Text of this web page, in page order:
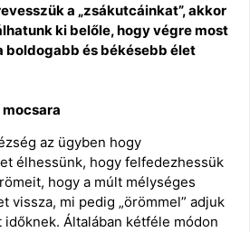
a „zsákutcáinkat”, akkor
ki belőle, hogy végre most
boldogabb és békésebb élet
az ügyben hogy
élhessünk, hogy felfedezhessük
hogy a múlt mélységes
vissza, mi pedig „örömmel” adjuk
időknek. Általában kétféle módon